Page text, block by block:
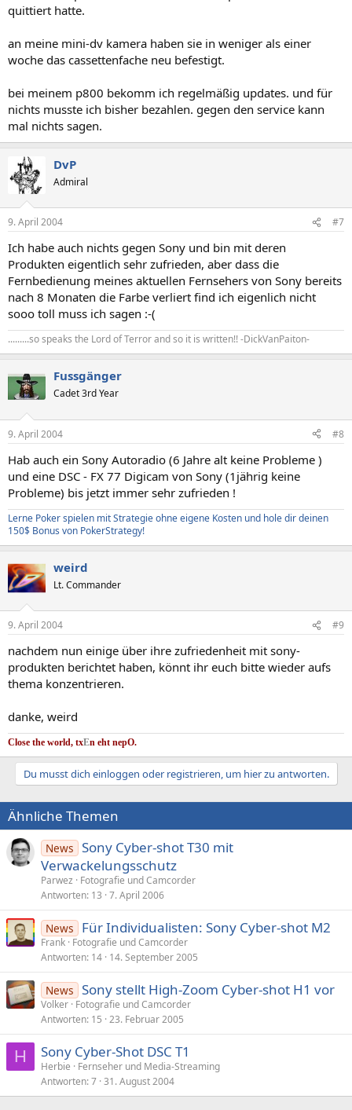
quittiert hatte.
an meine mini-dv kamera haben sie in weniger als einer
woche das cassettenfache neu befestigt.
bei meinem p800 bekomm ich regelmäßig updates. und für
nichts musste ich bisher bezahlen. gegen den service kann
mal nichts sagen.
DvP
Admiral
9. April 2004 #7
Ich habe auch nichts gegen Sony und bin mit deren
Produkten eigentlich sehr zufrieden, aber dass die
Fernbedienung meines aktuellen Fernsehers von Sony bereits
nach 8 Monaten die Farbe verliert find ich eigenlich nicht
sooo toll muss ich sagen :-(
.........so speaks the Lord of Terror and so it is written!! -DickVanPaiton-
Fussgänger
Cadet 3rd Year
9. April 2004 #8
Hab auch ein Sony Autoradio (6 Jahre alt keine Probleme )
und eine DSC - FX 77 Digicam von Sony (1jährig keine
Probleme) bis jetzt immer sehr zufrieden !
Lerne Poker spielen mit Strategie ohne eigene Kosten und hole dir deinen
150$ Bonus von PokerStrategy!
weird
Lt. Commander
9. April 2004 #9
nachdem nun einige über ihre zufriedenheit mit sony-
produkten berichtet haben, könnt ihr euch bitte wieder aufs
thema konzentrieren.
danke, weird
Close the world, txEn eht nepO.
Du musst dich einloggen oder registrieren, um hier zu antworten.
Ähnliche Themen
News Sony Cyber-shot T30 mit
Verwackelungsschutz
Parwez
Fotografie und Camcorder
Antworten 13 7. April 2006
News Für Individualisten: Sony Cyber-shot M2
Frank Fotografie und Camcorder
Antworten 14 14. September 2005
News Sony stellt High-Zoom Cyber-shot H1 vor
Volker Fotografie und Camcorder
Antworten 15 23. Februar 2005
H Sony Cyber-Shot DSC T1
Herbie
Fernseher und Media-Streaming
Antworten 7 31. August 2004